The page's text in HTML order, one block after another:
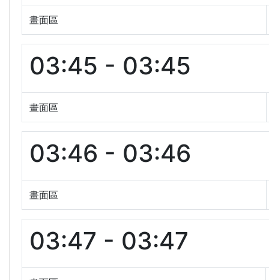
畫面區
03:45 - 03:45
畫面區
03:46 - 03:46
畫面區
03:47 - 03:47